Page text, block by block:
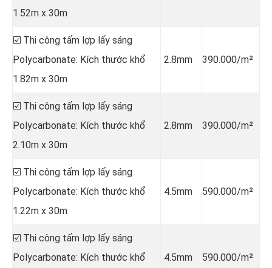
1.52m x 30m
☑️ Thi công tấm lợp lấy sáng
Polycarbonate: Kích thước khổ
1.82m x 30m
2.8mm 390.000/m²
☑️ Thi công tấm lợp lấy sáng
Polycarbonate: Kích thước khổ
2.10m x 30m
2.8mm 390.000/m²
☑️ Thi công tấm lợp lấy sáng
Polycarbonate: Kích thước khổ
1.22m x 30m
4.5mm 590.000/m²
☑️ Thi công tấm lợp lấy sáng
Polycarbonate: Kích thước khổ
4.5mm 590.000/m²